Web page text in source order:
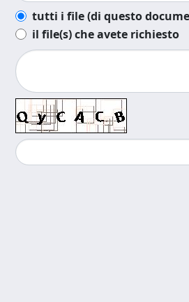
tutti i file (di questo
il file(s) che avete richiesto